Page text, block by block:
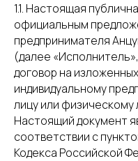
1.1. Настоящая
официальным
предпринимателя
(далее
договор на
индивидуальному
лицу или физическому
Настоящий документ
соответствии с
Кодекса Российской